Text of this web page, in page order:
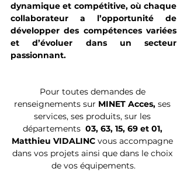
dynamique et compétitive, où chaque
collaborateur a l’opportunité de
développer des compétences variées
et d’évoluer dans un secteur
passionnant.
Pour toutes demandes de
renseignements sur MINET Acces, ses
services, ses produits, sur les
départements 03, 63, 15, 69 et 01,
Matthieu VIDALINC vous accompagne
dans vos projets ainsi que dans le choix
de vos équipements.